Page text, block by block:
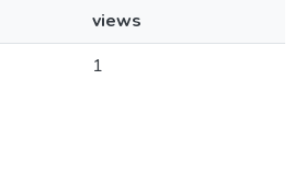
views
1